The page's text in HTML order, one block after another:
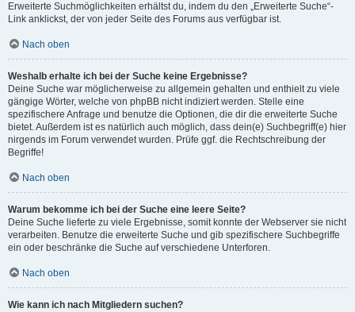
Erweiterte Suchmöglichkeiten erhältst du, indem du den „Erweiterte Suche“-
Link anklickst, der von jeder Seite des Forums aus verfügbar ist.
Nach oben
Weshalb erhalte ich bei der Suche keine Ergebnisse?
Deine Suche war möglicherweise zu allgemein gehalten und enthielt zu viele
gängige Wörter, welche von phpBB nicht indiziert werden. Stelle eine
spezifischere Anfrage und benutze die Optionen, die dir die erweiterte Suche
bietet. Außerdem ist es natürlich auch möglich, dass dein(e) Suchbegriff(e) hier
nirgends im Forum verwendet wurden. Prüfe ggf. die Rechtschreibung der
Begriffe!
Nach oben
Warum bekomme ich bei der Suche eine leere Seite?
Deine Suche lieferte zu viele Ergebnisse, somit konnte der Webserver sie nicht
verarbeiten. Benutze die erweiterte Suche und gib spezifischere Suchbegriffe
ein oder beschränke die Suche auf verschiedene Unterforen.
Nach oben
Wie kann ich nach Mitgliedern suchen?